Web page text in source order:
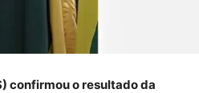
confirmou o resultado da